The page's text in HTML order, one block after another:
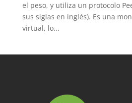
el peso, y utiliza un protocolo
sus siglas en inglés). Es una
virtual, lo...